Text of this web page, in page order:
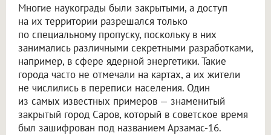
Многие наукограды были закрытыми, а доступ
на их территории разрешался только
по специальному пропуску, поскольку в них
занимались различными секретными разработками,
например, в сфере ядерной энергетики. Такие
города часто не отмечали на картах, а их жители
не числились в переписи населения. Один
из самых известных примеров — знаменитый
закрытый город Саров, который в советское время
был зашифрован под названием Арзамас-16.